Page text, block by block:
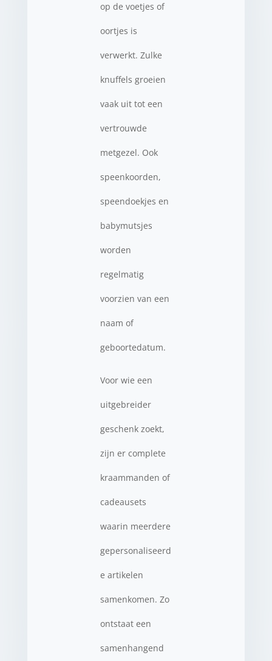
op de voetjes of
oortjes is
verwerkt. Zulke
knuffels groeien
vaak uit tot een
vertrouwde
metgezel. Ook
speenkoorden,
speendoekjes en
babymutsjes
worden
regelmatig
voorzien van een
naam of
geboortedatum.
Voor wie een
uitgebreider
geschenk zoekt,
zijn er complete
kraammanden of
cadeausets
waarin meerdere
gepersonaliseerd
e artikelen
samenkomen. Zo
ontstaat een
samenhangend